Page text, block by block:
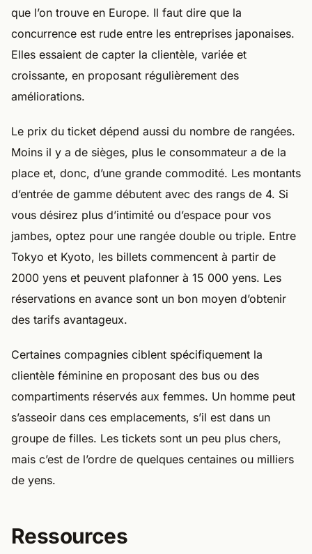
que l’on trouve en Europe. Il faut dire que la
concurrence est rude entre les entreprises japonaises.
Elles essaient de capter la clientèle, variée et
croissante, en proposant régulièrement des
améliorations.
Le prix du ticket dépend aussi du nombre de rangées.
Moins il y a de sièges, plus le consommateur a de la
place et, donc, d’une grande commodité. Les montants
d’entrée de gamme débutent avec des rangs de 4. Si
vous désirez plus d’intimité ou d’espace pour vos
jambes, optez pour une rangée double ou triple. Entre
Tokyo et Kyoto, les billets commencent à partir de
2000 yens et peuvent plafonner à 15 000 yens. Les
réservations en avance sont un bon moyen d’obtenir
des tarifs avantageux.
Certaines compagnies ciblent spécifiquement la
clientèle féminine en proposant des bus ou des
compartiments réservés aux femmes. Un homme peut
s’asseoir dans ces emplacements, s’il est dans un
groupe de filles. Les tickets sont un peu plus chers,
mais c’est de l’ordre de quelques centaines ou milliers
de yens.
Ressources